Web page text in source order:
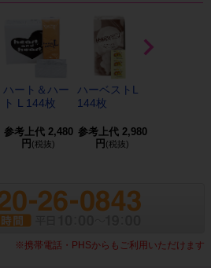
ハート＆ハー
ト L 144枚
参考上代 2,480
円 (税抜)
ハーベストL
144枚
参考上代 2,980
円 (税抜)
※携帯電話・PHSからもご利用いただけます